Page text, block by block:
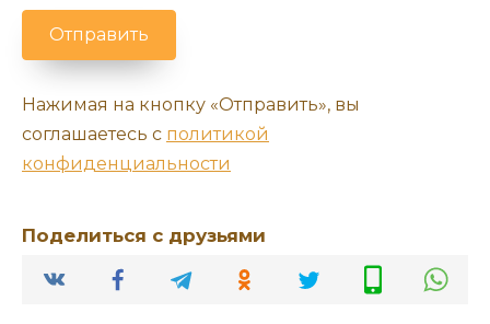
Отправить
Нажимая на кнопку «Отправить», вы
соглашаетесь с политикой
конфиденциальности
Поделиться с друзьями